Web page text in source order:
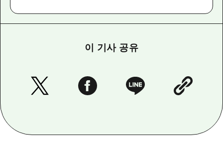
이 기사 공유